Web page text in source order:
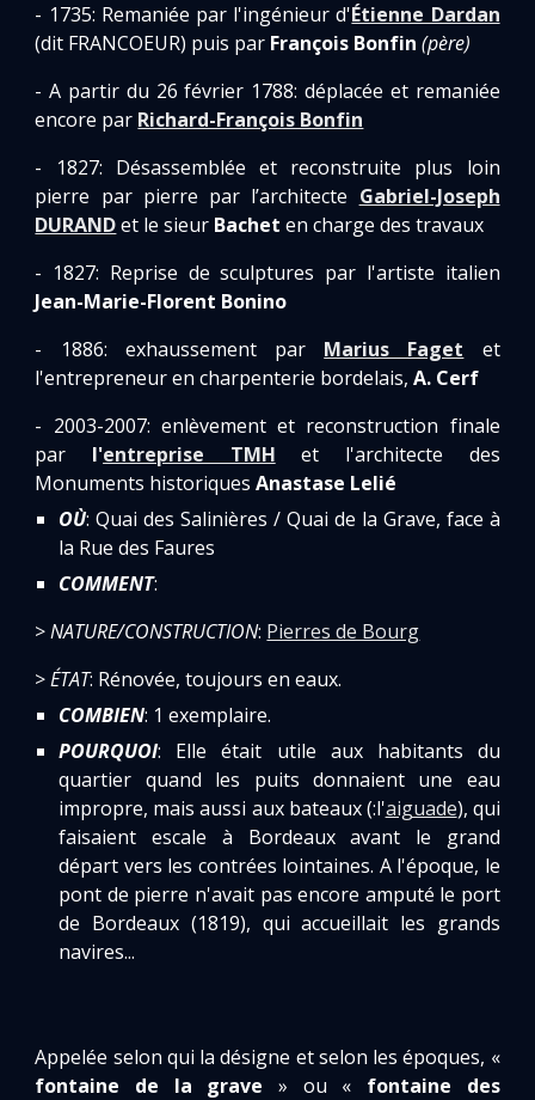
- 1735: Remaniée par l'ingénieur d'Étienne Dardan
(dit FRANCOEUR) puis par François Bonfin (père)
- A partir du 26 février 1788: déplacée et remaniée
encore par Richard-François Bonfin
- 1827: Désassemblée et reconstruite plus loin
pierre par pierre par l’architecte Gabriel-Joseph
DURAND et le sieur Bacheten charge des travaux
- 1827: Reprise de sculptures par l'artiste italien
Jean-Marie-Florent Bonino
- 1886: exhaussement par Marius Faget
et
l'entrepreneur en charpenterie bordelais,A. Cerf
- 2003-2007: enlèvement et reconstruction finale
par l'entreprise TMH et l'architecte des
Monuments historiquesAnastase Lelié
OÙ: Quai des Salinières / Quai de la Grave, face à
la Rue des Faures
COMMENT:
>NATURE/CONSTRUCTION: Pierres de Bourg
>ÉTAT: Rénovée, toujours en eaux.
COMBIEN: 1 exemplaire.
POURQUOI: Elle était utile aux habitants du
quartier quand les puits donnaient une eau
impropre, mais aussi aux bateaux (:l'aiguade), qui
faisaient escale à Bordeaux avant le grand
départ vers les contrées lointaines. A l'époque, le
pont de pierre n'avait pas encore amputé le port
de Bordeaux (1819), qui accueillait les grands
navires...
Appelée selon qui la désigne et selon les époques, «
fontaine de la grave » ou « fontaine des